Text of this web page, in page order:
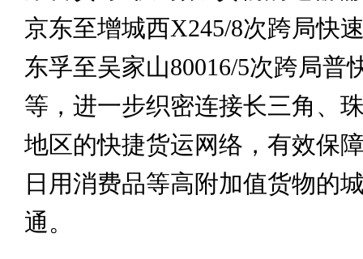
京东至增城西X245/8次跨局快
东孚至吴家山80016/5次跨局普
等，进一步织密连接长三角、
地区的快捷货运网络，有效保
日用消费品等高附加值货物的
通。